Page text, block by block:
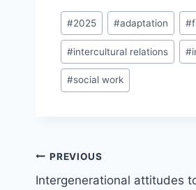
Post
Tags:
#2025 #adaptation #
#intercultural relations #
#social work
Post
navigation
PREVIOUS
Intergenerational attitudes